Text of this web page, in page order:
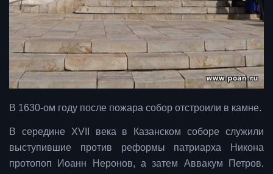
В 1630-ом году после пожара собор отстроили в камне.
В середине XVII века в Казанском соборе служили
выступившие против реформы патриарха Никона
протопоп Иоанн Неронов, а затем Аввакум Петров.